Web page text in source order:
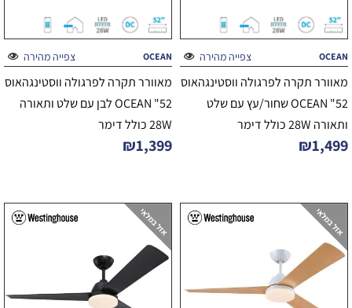
צפייה מהירה OCEAN
מאוורר תקרה לפרגולה ווסטינגהאוס
52" OCEAN שחור/עץ עם שלט
ותאורה 28W כולל דימר
₪1,499
צפייה מהירה OCEAN
מאוורר תקרה לפרגולה ווסטינגהאוס
52" OCEAN לבן עם שלט ותאורה
28W כולל דימר
₪1,399